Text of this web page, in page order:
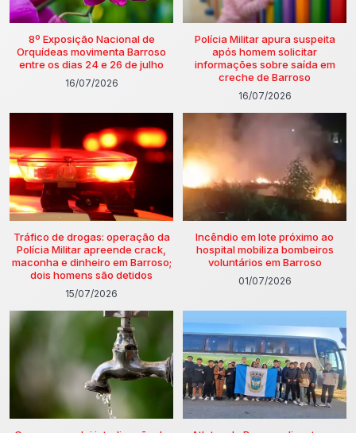
8º Exposição Nacional de
Orquídeas movimenta Barroso
entre os dias 24 e 26 de julho
16/07/2026
Polícia Militar apura suspeita
após homem solicitar
informações sobre saída em
creche de Barroso
16/07/2026
Tráfico de drogas: operação da
Polícia Militar apreende crack,
maconha e dinheiro em Barroso;
dois homens são detidos
15/07/2026
Incêndio em lote próximo ao
hospital mobiliza bombeiros
voluntários em Barroso
01/07/2026